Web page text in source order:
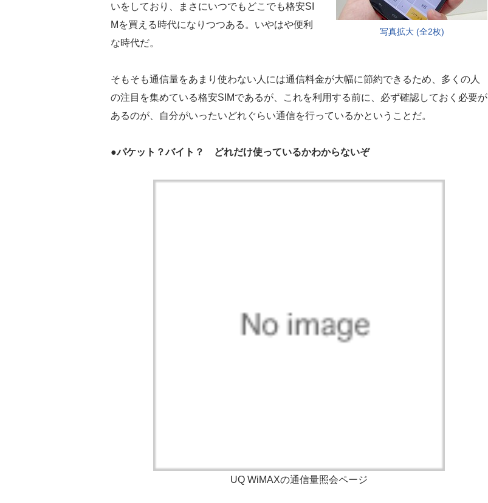
写真拡大 (全2枚)
いをしており、まさにいつでもどこでも格安SI
Mを買える時代になりつつある。いやはや便利
な時代だ。
そもそも通信量をあまり使わない人には通信料金が大幅に節約できるため、多くの人
の注目を集めている格安SIMであるが、これを利用する前に、必ず確認しておく必要が
あるのが、自分がいったいどれぐらい通信を行っているかということだ。
●パケット？バイト？ どれだけ使っているかわからないぞ
UQ WiMAXの通信量照会ページ